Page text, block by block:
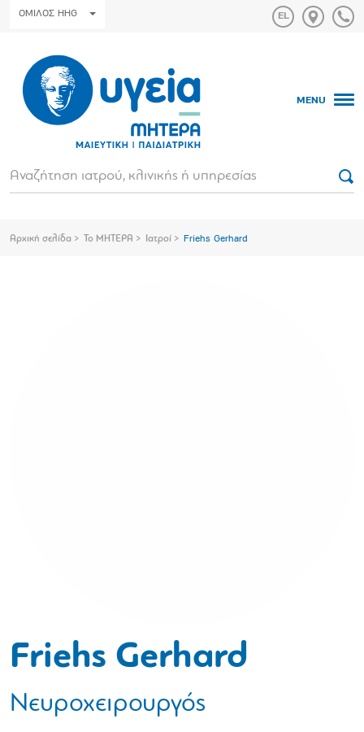
ΟΜΙΛΟΣ HHG
MENU
Αρχική σελίδα Το ΜΗΤΕΡΑ Ιατροί Friehs Gerhard
Friehs Gerhard
Νευροχειρουργός